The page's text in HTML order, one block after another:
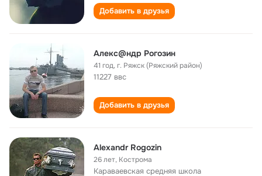
Добавить в друзья
Алекс@ндр Рогозин
41 год,г. Ряжск (Ряжский район)
11227 ввс
Добавить в друзья
Alexandr Rogozin
26 лет, Кострома
Караваевская cредняя школа